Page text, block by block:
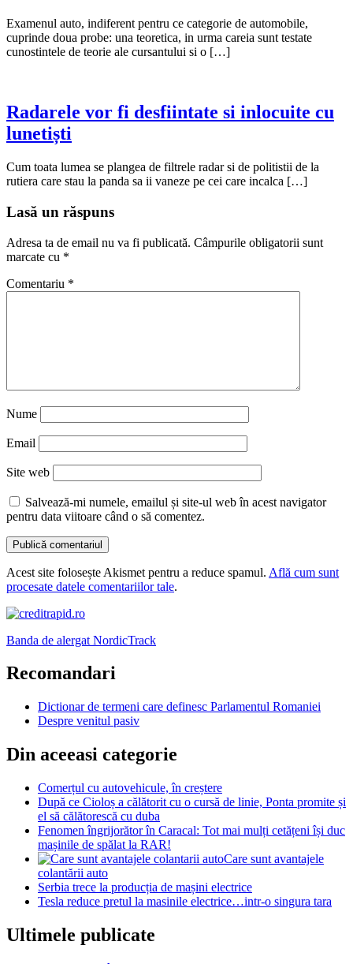
Examenul auto, indiferent pentru ce categorie de automobile,
cuprinde doua probe: una teoretica, in urma careia sunt testate
cunostintele de teorie ale cursantului si o […]
Radarele vor fi desfiintate si inlocuite cu
lunetiști
Cum toata lumea se plangea de filtrele radar si de politistii de la
rutiera care stau la panda sa ii vaneze pe cei care incalca […]
Lasă un răspuns
Adresa ta de email nu va fi publicată. Câmpurile obligatorii sunt
marcate cu *
Comentariu *
Nume
Email
Site web
Salvează-mi numele, emailul și site-ul web în acest navigator
pentru data viitoare când o să comentez.
Acest site folosește Akismet pentru a reduce spamul. Află cum sunt
procesate datele comentariilor tale.
Banda de alergat NordicTrack
Recomandari
Dictionar de termeni care definesc Parlamentul Romaniei
Despre venitul pasiv
Din aceeasi categorie
Comerțul cu autovehicule, în creștere
După ce Cioloș a călătorit cu o cursă de linie, Ponta promite și
el să călătorescă cu duba
Fenomen îngrijorător în Caracal: Tot mai mulți cetățeni își duc
mașinile de spălat la RAR!
Care sunt avantajele
colantării auto
Serbia trece la producția de mașini electrice
Tesla reduce pretul la masinile electrice…intr-o singura tara
Ultimele publicate